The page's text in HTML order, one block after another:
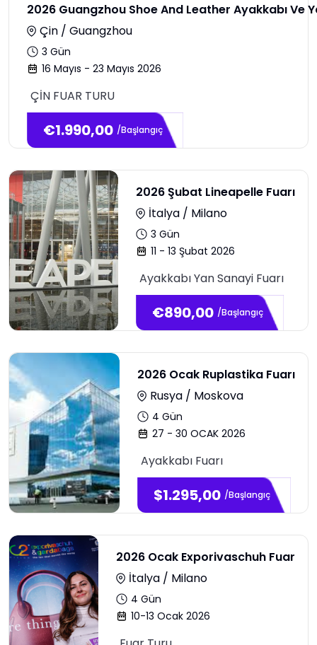
2026 Guangzhou Shoe And Leather Ayakkabı Ve
Çin / Guangzhou
3 Gün
16 Mayıs - 23 Mayıs 2026
ÇİN FUAR TURU
€1.990,00 /Başlangıç
2026 Şubat Lineapelle Fuarı
İtalya / Milano
3 Gün
11 - 13 Şubat 2026
Ayakkabı Yan Sanayi Fuarı
€890,00 /Başlangıç
2026 Ocak Ruplastika Fuarı
Rusya / Moskova
4 Gün
27 - 30 OCAK 2026
Ayakkabı Fuarı
$1.295,00 /Başlangıç
2026 Ocak Exporivaschuh Fuar
İtalya / Milano
4 Gün
10-13 Ocak 2026